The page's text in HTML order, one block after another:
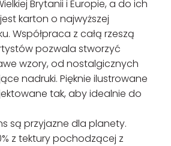
Brytanii i Europie, a do ich
karton o najwyższej
Współpraca z całą rzeszą
pozwala stworzyć
wzory, od nostalgicznych
nadruki. Pięknie ilustrowane
tak, aby idealnie do
są przyjazne dla planety.
z tektury pochodzącej z